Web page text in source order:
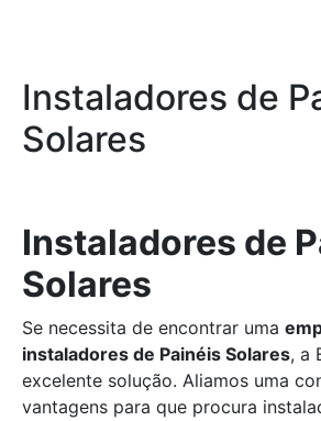
Instaladores de
Solares
Instaladores de
Solares
Se necessita de encontrar uma
instaladores de Painéis Solares, a
excelente solução. Aliamos uma
vantagens para que procura